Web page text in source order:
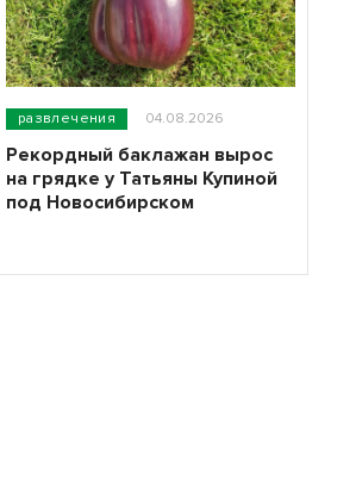
развлечения 04.08.2026
Рекордный баклажан вырос
на грядке у Татьяны Купиной
под Новосибирском